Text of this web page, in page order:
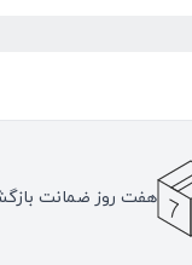
هفت روز ضمانت